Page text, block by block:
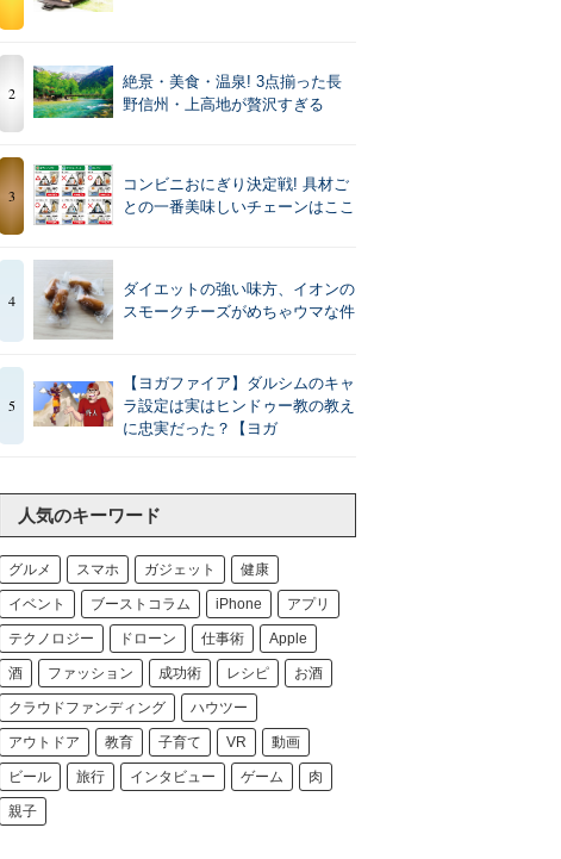
2
絶景・美食・温泉! 3点揃った長
野信州・上高地が贅沢すぎる
3
コンビニおにぎり決定戦! 具材ご
との一番美味しいチェーンはここ
4
ダイエットの強い味方、イオンの
スモークチーズがめちゃウマな件
5
【ヨガファイア】ダルシムのキャ
ラ設定は実はヒンドゥー教の教え
に忠実だった？【ヨガ
人気のキーワード
グルメ スマホ ガジェット 健康
イベント ブーストコラム iPhone アプリ
テクノロジー ドローン 仕事術 Apple
酒 ファッション 成功術 レシピ お酒
クラウドファンディング ハウツー
アウトドア 教育 子育て VR 動画
ビール 旅行 インタビュー ゲーム 肉
親子